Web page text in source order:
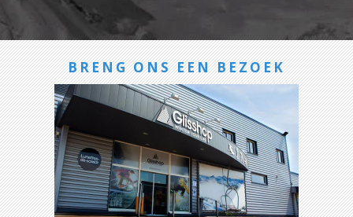
BRENG ONS EEN BEZOEK